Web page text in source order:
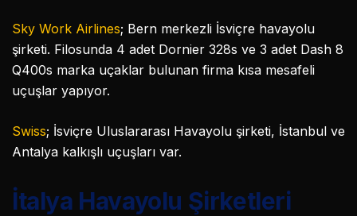
Sky Work Airlines; Bern merkezli İsviçre havayolu
şirketi. Filosunda 4 adet Dornier 328s ve 3 adet Dash 8
Q400s marka uçaklar bulunan firma kısa mesafeli
uçuşlar yapıyor.
Swiss; İsviçre Uluslararası Havayolu şirketi, İstanbul ve
Antalya kalkışlı uçuşları var.
İtalya Havayolu Şirketleri